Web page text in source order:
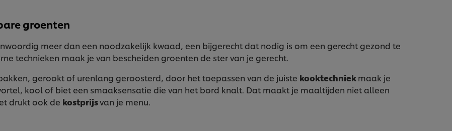
groenten
meer dan een noodzakelijk kwaad, een bijgerecht dat nodig is om een gerecht gezond te
technieken maak je van bescheiden groenten de ster van je gerecht.
gerookt of urenlang geroosterd, door het toepassen van de juiste kooktechniekmaak je
kool of biet een smaaksensatie die van het bord knalt. Dat maakt je maaltijden niet alleen
drukt ook de kostprijsvan je menu.